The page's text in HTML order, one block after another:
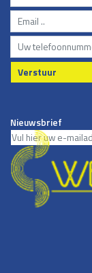
Verstuur
Nieuwsbrief